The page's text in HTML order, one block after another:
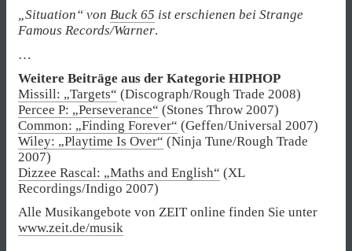
„Situation“ von Buck 65 ist erschienen bei Strange
Famous Records/Warner.
…
Weitere Beiträge aus der Kategorie HIPHOP
Missill: „Targets“ (Discograph/Rough Trade 2008)
Percee P: „Perseverance“ (Stones Throw 2007)
Common: „Finding Forever“ (Geffen/Universal 2007)
Wiley: „Playtime Is Over“ (Ninja Tune/Rough Trade
2007)
Dizzee Rascal: „Maths and English“ (XL
Recordings/Indigo 2007)
Alle Musikangebote von ZEIT online finden Sie unter
www.zeit.de/musik